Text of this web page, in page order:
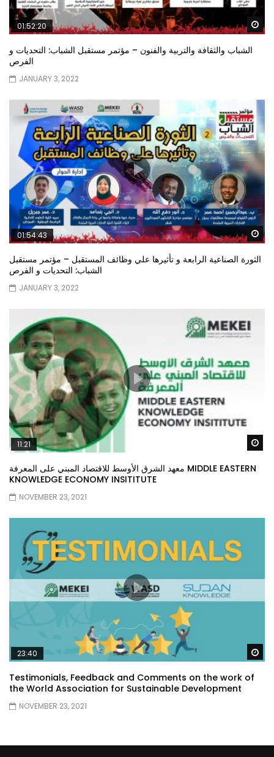
01:52:20
الشباب والثقافة والتربية والفنون – مؤتمر مستقبل الشباب: التحديات و
الفرص
JANUARY 3, 2022
01:54:43
الثورة الصناعية الرابعة و تأثيرها علي وظائف المستقبل – مؤتمر مستقبل
الشباب: التحديات و الفرص
JANUARY 3, 2022
11:21
معهد الشرق الأوسط للاقتصاد المبني على المعرفة MIDDLE EASTERN
KNOWLEDGE ECONOMY INSITITUTE
NOVEMBER 23, 2021
23:40
Testimonials, Feedback and Comments on the work of
the World Association for Sustainable Development
NOVEMBER 23, 2021